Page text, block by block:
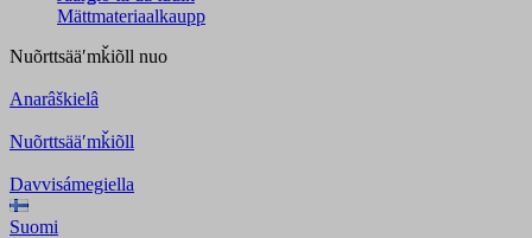
Mättmateriaalkaupp
Nuõrttsääʹmǩiõll nuo
Anarâškielâ
Nuõrttsääʹmǩiõll
Davvisámegiella
Suomi